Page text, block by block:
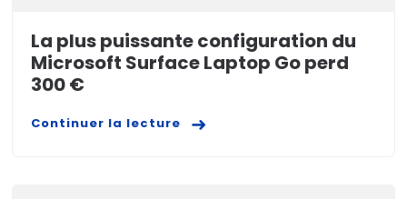
La plus puissante configuration du
Microsoft Surface Laptop Go perd
300 €
Continuer la lecture